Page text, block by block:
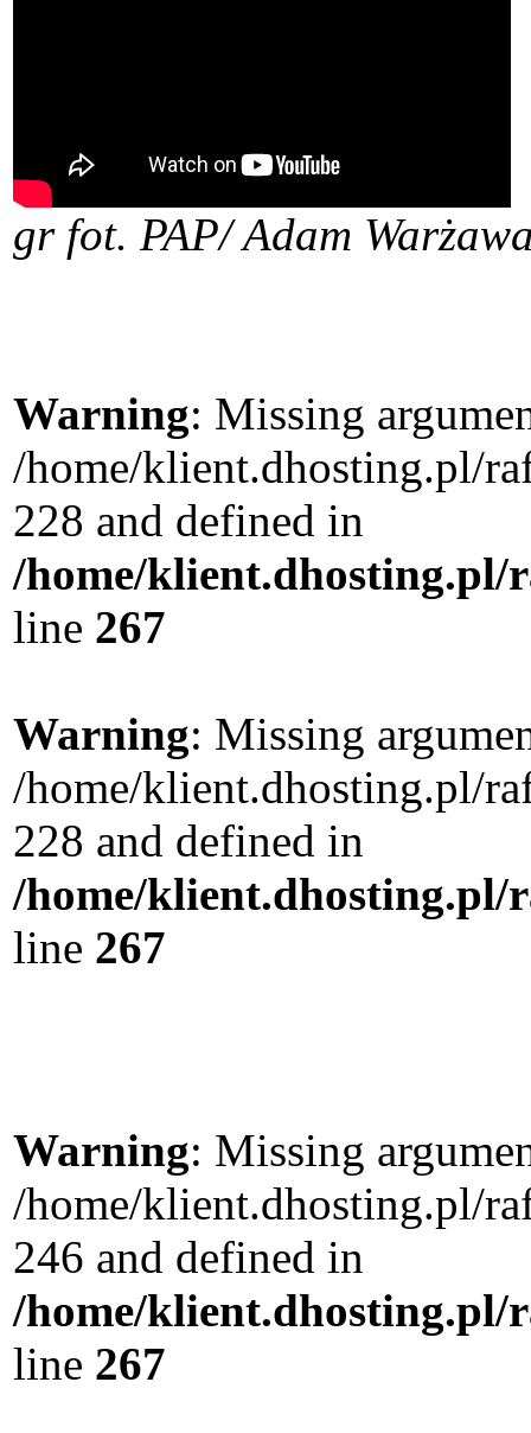
gr fot. PAP/ Adam
Warning: Missing
/home/klient.dhosting.pl/
228 and defined in
/home/klient.dhosting.pl/
line 267
Warning: Missing
/home/klient.dhosting.pl/
228 and defined in
/home/klient.dhosting.pl/
line 267
Warning: Missing
/home/klient.dhosting.pl/
246 and defined in
/home/klient.dhosting.pl/
line 267